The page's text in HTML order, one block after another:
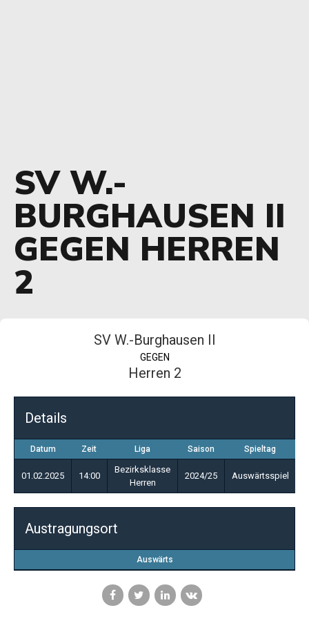
SV W.-
BURGHAUSEN II
GEGEN HERREN
2
SV W.-Burghausen II
GEGEN
Herren 2
Details
Datum Zeit Liga Saison Spieltag
01.02.2025 14:00
Bezirksklasse
Herren
2024/25 Auswärtsspiel
Austragungsort
Auswärts